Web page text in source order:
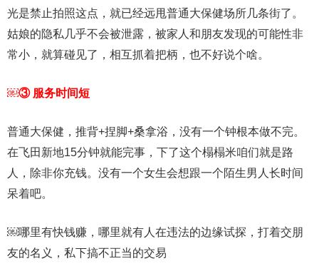
光是禁止拍照这点，就已经远甩普通大保健场所几条街了。
姑娘的隐私几乎不会被泄露，被家人和朋友发现的可能性非
常小，就算碰见了，相互抓着把柄，也不好说个啥。
￼③ 服务时间短
普通大保健，推背+捏脚+桑拿浴，没有一个钟根本做不完。
在飞田新地15分钟就能完事，下了这个榻榻米咱们就是路
人，除非你充钱。没有一个女生会想跟一个陌生男人长时间
呆着吧。
￼哪里有快钱赚，哪里就有人在违法的边缘试探，打着交朋
友的名义，私下搞不正当的交易